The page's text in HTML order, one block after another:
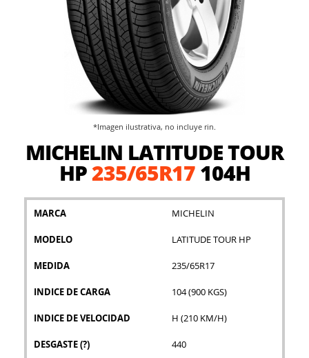
MICHELIN LATITUDE TOUR
HP235/65R17104H
MARCA MICHELIN
MODELO LATITUDE TOUR HP
MEDIDA 235/65R17
INDICE DE CARGA 104 (900 KGS)
INDICE DE VELOCIDAD H (210 KM/H)
DESGASTE(?) 440
*Imagen ilustrativa, no incluye rin.
galería
imágenes